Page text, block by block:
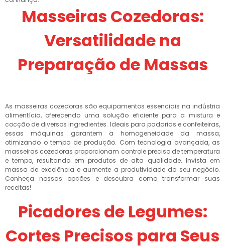
Masseiras Cozedoras:
Versatilidade na
Preparação de Massas
As masseiras cozedoras são equipamentos essenciais na indústria
alimentícia, oferecendo uma solução eficiente para a mistura e
cocção de diversos ingredientes. Ideais para padarias e confeiteiras,
essas máquinas garantem a homogeneidade da massa,
otimizando o tempo de produção. Com tecnologia avançada, as
masseiras cozedoras proporcionam controle preciso de temperatura
e tempo, resultando em produtos de alta qualidade. Invista em
massa de excelência e aumente a produtividade do seu negócio.
Conheça nossas opções e descubra como transformar suas
receitas!
Picadores de Legumes:
Cortes Precisos para Seus